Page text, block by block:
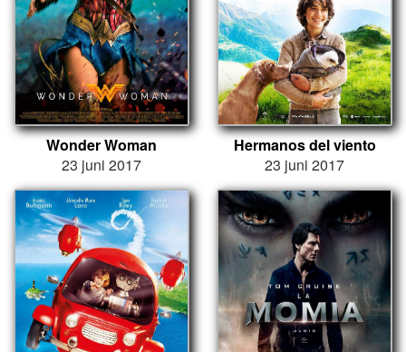
Wonder Woman
23 juni 2017
Hermanos del viento
23 juni 2017